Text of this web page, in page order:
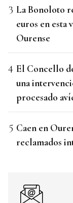
La Bonoloto
euros en esta
Ourense
El Concello
una
procesado
Caen en
reclamados